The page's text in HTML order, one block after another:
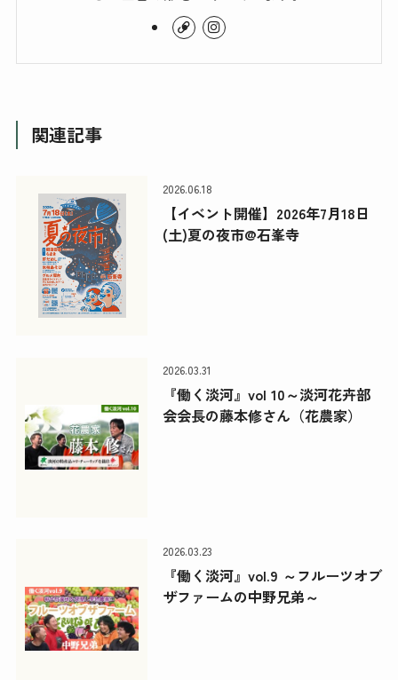
関連記事
【イベント開催】2026年7月18日
(土)夏の夜市@石峯寺
2026.06.18
『働く淡河』vol 10～淡河花卉部
会会長の藤本修さん（花農家）
2026.03.31
『働く淡河』vol.9 ～フルーツオブ
ザファームの中野兄弟～
2026.03.23